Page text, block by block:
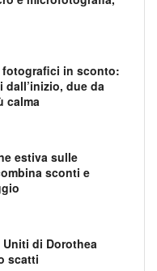
in sconto:
due da
calma
estiva sulle
sconti e
di Dorothea
scatti